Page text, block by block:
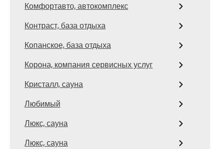
Комфортавто, автокомплекс
Контраст, база отдыха
Копанское, база отдыха
Корона, компания сервисных услуг
Кристалл, сауна
Любимый
Люкс, сауна
Люкс, сауна